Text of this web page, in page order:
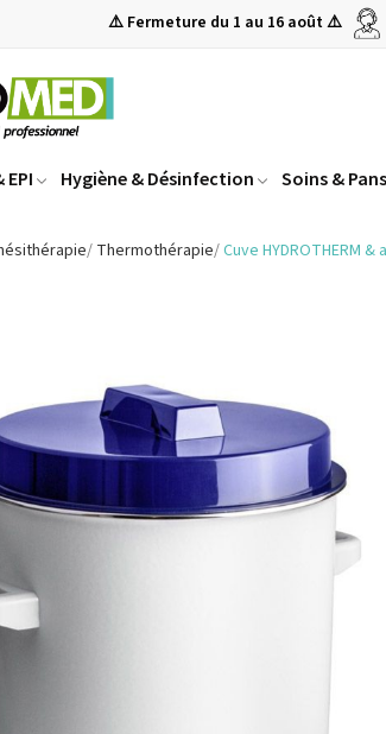
⚠️ Fermeture du 1 au 16 août ⚠️
Hygiène & Désinfection Soins &
Thermothérapie Cuve HYDROTHERM